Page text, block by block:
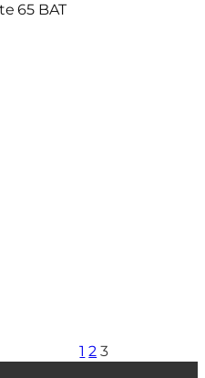
65 BAT
1 2 3